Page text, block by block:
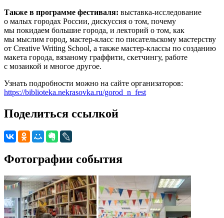
Также в программе фестиваля: выставка-исследование
о малых городах России, дискуссия о том, почему
мы покидаем большие города, и лекторий о том, как
мы мыслим город, мастер-класс по писательскому мастерству
от Creative Writing School, а также мастер-классы по созданию
макета города, вязаному граффити, скетчингу, работе
с мозаикой и многое другое.
Узнать подробности можно на сайте организаторов:
https://biblioteka.nekrasovka.ru/gorod_n_fest
Поделиться ссылкой
Фотографии события